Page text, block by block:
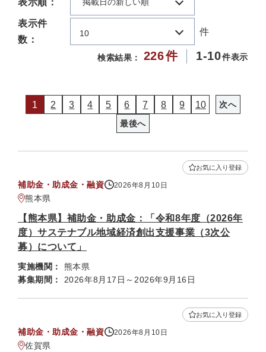
表示件
数：
10 件
検索結果： 226件 1-10件表示
1 2 3 4 5 6 7 8 9 10
次へ
最後へ
補助金・助成金・融資 2026年8月10日
熊本県
お気に入り登録
【熊本県】補助金・助成金：「令和8年度（2026年
度）サステナブル地域経済創出支援事業（3次公
募）について」
実施機関：
熊本県
募集期間：
2026年8月17日～2026年9月16日
補助金・助成金・融資 2026年8月10日
佐賀県
お気に入り登録